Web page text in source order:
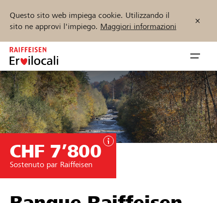
Questo sito web impiega cookie. Utilizzando il
sito ne approvi l'impiego. Maggiori informazioni
Zum
Inhalt
springen
öffnen
Sostenere
Aiuto & supporto
Trova progetti e organizzazioni
Inizia ora
CHF 7’800
Sostenuto par Raiffeisen